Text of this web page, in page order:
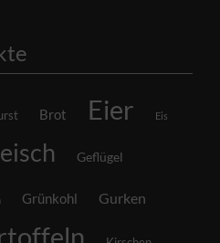
Brot Eier Eis
Geflügel
Grünkohl Gurken